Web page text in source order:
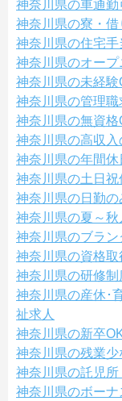
神奈川県の車通勤
神奈川県の寮・借
神奈川県の住宅手
神奈川県のオー
神奈川県の未経験
神奈川県の管理職
神奈川県の無資格
神奈川県の高収入
神奈川県の年間
神奈川県の土日祝
神奈川県の日勤の
神奈川県の夏～秋
神奈川県のブラン
神奈川県の資格
神奈川県の研修制
神奈川県の産休･
祉求人
神奈川県の新卒
神奈川県の残業少
神奈川県の託児
神奈川県のボー